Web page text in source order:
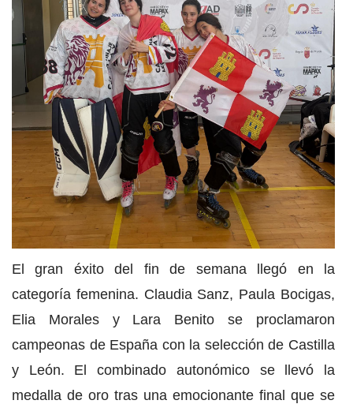
El gran éxito del fin de semana llegó en la
categoría femenina. Claudia Sanz, Paula Bocigas,
Elia Morales y Lara Benito se proclamaron
campeonas de España con la selección de Castilla
y León. El combinado autonómico se llevó la
medalla de oro tras una emocionante final que se